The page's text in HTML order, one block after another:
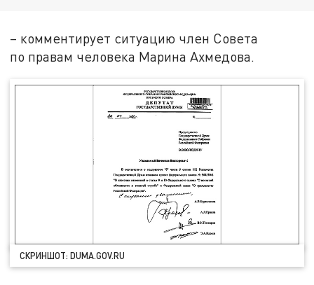
– комментирует ситуацию член Совета
по правам человека Марина Ахмедова.
СКРИНШОТ: DUMA.GOV.RU